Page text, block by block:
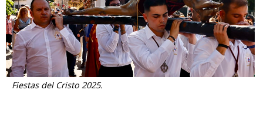
Fiestas del Cristo 2025.